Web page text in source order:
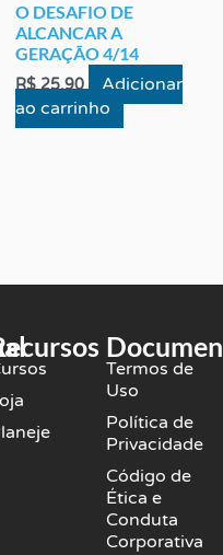
O DESAFIO DE
ALCANCAR A
GERAÇÃO 4/14
R$25,90
Adicionar
ao carrinho
Termos de
Uso
Política de
Privacidade
Código de
Ética e
Conduta
Corporativa